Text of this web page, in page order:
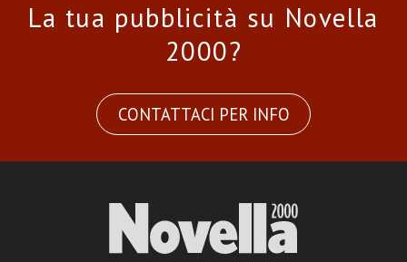
La tua pubblicità su Novella
2000?
CONTATTACI PER INFO